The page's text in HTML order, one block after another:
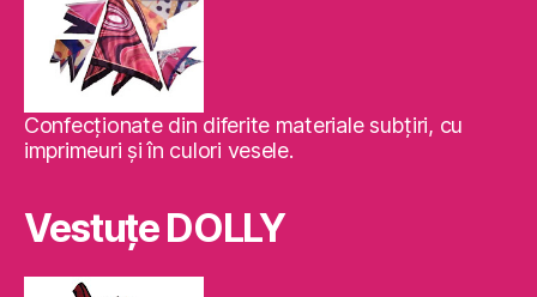
Confecţionate din diferite materiale subţiri, cu
imprimeuri şi în culori vesele.
Vestuţe DOLLY